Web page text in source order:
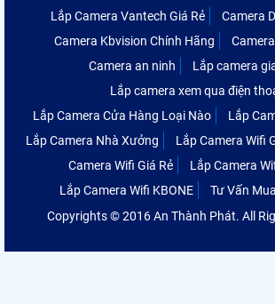
Lắp Camera Vantech Giá Rẻ
Camera
Camera Kbvision Chính Hãng
Camera an ninh
Lắp camera
Lắp camera xem qua điện
Lắp Camera Cửa Hàng Loại Nào
Lắp
Lắp Camera Nhà Xưởng
Lắp Camera Wifi
Camera Wifi Giá Rẻ
Lắp Camera
Lắp Camera Wifi KBONE
Tư Vấn
Copyrights © 2016 An Thành Phát. All